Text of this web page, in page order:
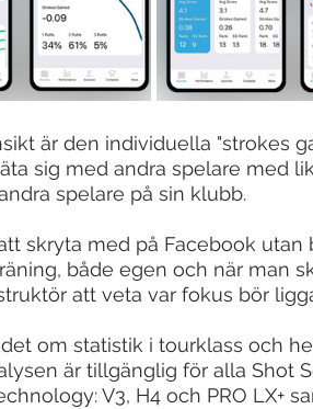
är den individuella "strokes
sig med andra spelare med
spelare på sin klubb.
skryta med på Facebook
både egen och när man
att veta var fokus bör
om statistik i tourklass och
är tillgänglig för alla Shot
V3, H4 och PRO LX+